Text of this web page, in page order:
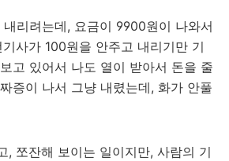
리려는데, 요금이 9900원이 나와서
사가 100원을 안주고 내리기만 기
고 있어서 나도 열이 받아서 돈을 줄
증이 나서 그냥 내렸는데, 화가 안풀
, 쪼잔해 보이는 일이지만, 사람의 기